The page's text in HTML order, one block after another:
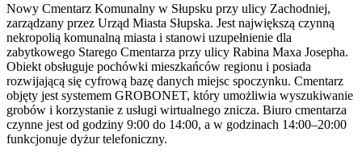
Nowy Cmentarz Komunalny w Słupsku przy ulicy Zachodniej,
zarządzany przez Urząd Miasta Słupska. Jest największą czynną
nekropolią komunalną miasta i stanowi uzupełnienie dla
zabytkowego Starego Cmentarza przy ulicy Rabina Maxa Josepha.
Obiekt obsługuje pochówki mieszkańców regionu i posiada
rozwijającą się cyfrową bazę danych miejsc spoczynku. Cmentarz
objęty jest systemem GROBONET, który umożliwia wyszukiwanie
grobów i korzystanie z usługi wirtualnego znicza. Biuro cmentarza
czynne jest od godziny 9:00 do 14:00, a w godzinach 14:00–20:00
funkcjonuje dyżur telefoniczny.